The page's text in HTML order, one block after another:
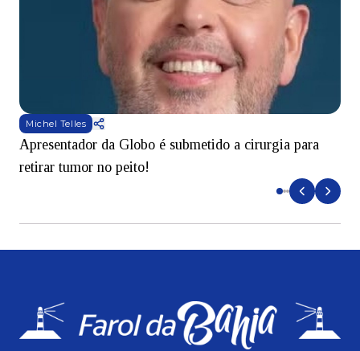
Michel Telles
Apresentador da Globo é submetido a cirurgia para
retirar tumor no peito!